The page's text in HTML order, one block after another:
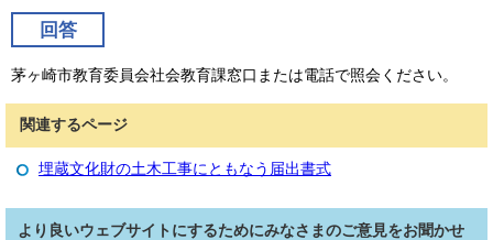
回答
茅ヶ崎市教育委員会社会教育課窓口または電話で照会ください。
関連するページ
埋蔵文化財の土木工事にともなう届出書式
より良いウェブサイトにするためにみなさまのご意見をお聞かせ